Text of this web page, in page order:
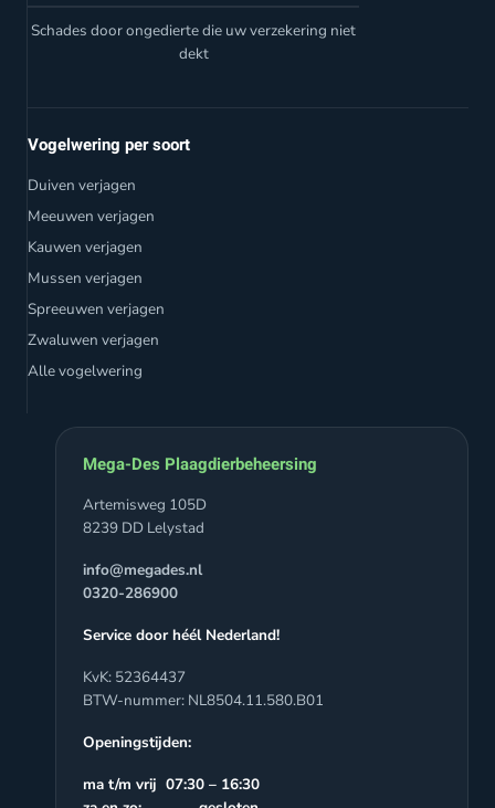
Schades door ongedierte die uw verzekering niet
dekt
Vogelwering per soort
Duiven verjagen
Meeuwen verjagen
Kauwen verjagen
Mussen verjagen
Spreeuwen verjagen
Zwaluwen verjagen
Alle vogelwering
Mega-Des Plaagdierbeheersing
Artemisweg 105D
8239 DD Lelystad
info@megades.nl
0320-286900
Service door héél Nederland!
KvK: 52364437
BTW-nummer: NL8504.11.580.B01
Openingstijden:
ma t/m vrij 07:30 – 16:30